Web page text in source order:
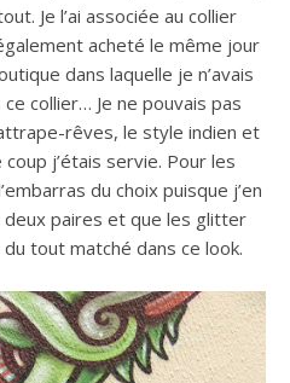
Je l’ai associée au collier
acheté le même jour
dans laquelle je n’avais
collier… Je ne pouvais pas
rêves, le style indien et
j’étais servie. Pour les
du choix puisque j’en
paires et que les glitter
tout matché dans ce look.